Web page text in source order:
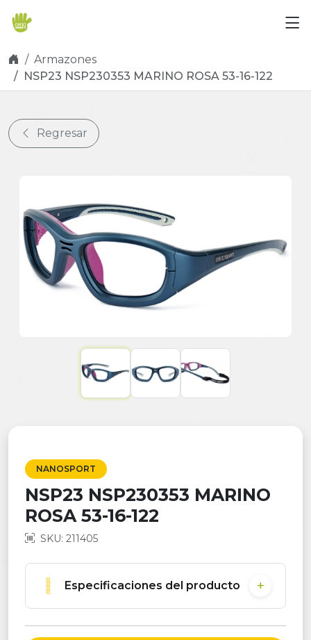
Armazones
NSP23 NSP230353 MARINO ROSA 53-16-122
Regresar
NANOSPORT
NSP23 NSP230353 MARINO
ROSA 53-16-122
SKU: 211405
Especificaciones del producto